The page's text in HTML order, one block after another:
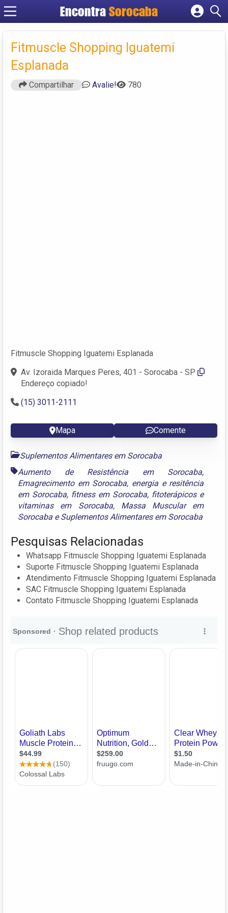
EncontraSorocaba
Cadastrar empresa
Criar conta
Fitmuscle Shopping Iguatemi
Esplanada
Compartilhar Avalie! 780
Fitmuscle Shopping Iguatemi Esplanada
Av. Izoraida Marques Peres, 401 - Sorocaba - SP
Endereço copiado!
(15) 3011-2111
Mapa Comente
Suplementos Alimentares em Sorocaba
Aumento de Resistência em Sorocaba,
Emagrecimento em Sorocaba, energia e resitência
em Sorocaba, fitness em Sorocaba, fitoterápicos e
vitaminas em Sorocaba, Massa Muscular em
Sorocaba eSuplementos Alimentares em Sorocaba
Pesquisas Relacionadas
Whatsapp Fitmuscle Shopping Iguatemi Esplanada
Suporte Fitmuscle Shopping Iguatemi Esplanada
Atendimento Fitmuscle Shopping Iguatemi Esplanada
SAC Fitmuscle Shopping Iguatemi Esplanada
Contato Fitmuscle Shopping Iguatemi Esplanada